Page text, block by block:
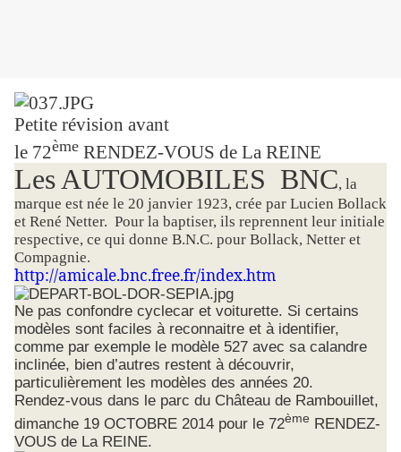
Petite révision avant
le 72ème RENDEZ-VOUS de La REINE
Les AUTOMOBILES BNC, la
marque est née le 20 janvier 1923, crée par Lucien Bollack
et René Netter. Pour la baptiser, ils reprennent leur initiale
respective, ce qui donne B.N.C. pour Bollack, Netter et
Compagnie.
http://amicale.bnc.free.fr/index.htm
Ne pas confondre cyclecar et voiturette. Si certains
modèles sont faciles à reconnaitre et à identifier,
comme par exemple le modèle 527 avec sa calandre
inclinée, bien d’autres restent à découvrir,
particulièrement les modèles des années 20.
Rendez-vous dans le parc du Château de Rambouillet,
dimanche 19 OCTOBRE 2014 pour le 72ème RENDEZ-
VOUS de La REINE.